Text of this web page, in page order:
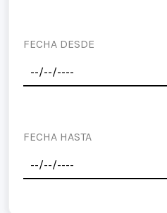
FECHA DESDE
FECHA HASTA